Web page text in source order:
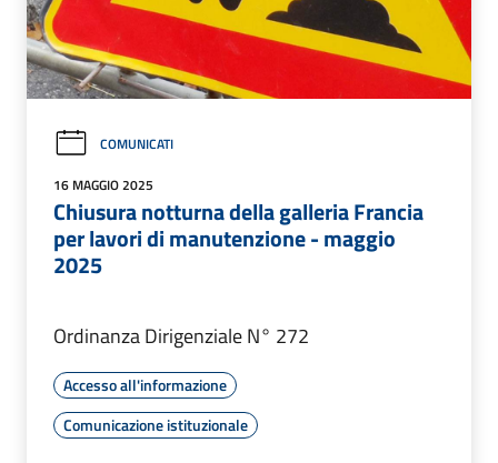
COMUNICATI
16 MAGGIO 2025
Chiusura notturna della galleria Francia
per lavori di manutenzione - maggio
2025
Ordinanza Dirigenziale N° 272
Accesso all'informazione
Comunicazione istituzionale